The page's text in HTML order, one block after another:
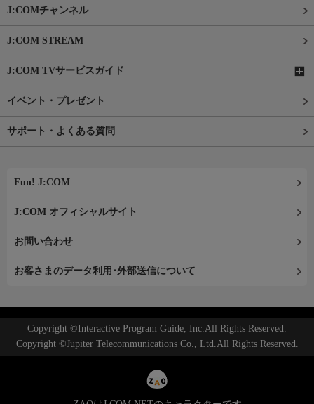
J:COMチャンネル
J:COM STREAM
J:COM TVサービスガイド
イベント・プレゼント
サポート・よくある質問
Fun! J:COM
J:COM オフィシャルサイト
お問い合わせ
お客さまのデータ利用･外部送信について
Copyright ©Interactive Program Guide, Inc.All Rights Reserved.
Copyright ©Jupiter Telecommunications Co., Ltd.All Rights Reserved.